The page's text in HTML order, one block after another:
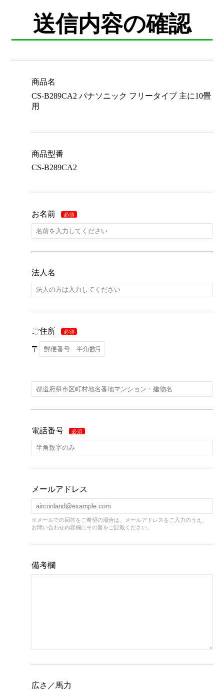
送信内容の確認
商品名
CS-B289CA2 パナソニック フリータイプ 主に10畳
用
商品型番
CS-B289CA2
お名前 必須
法人名
ご住所 必須
〒
電話番号 必須
メールアドレス
※メールでの回答をご希望の場合は、メールアドレスをご入力のうえ、
お問い合わせ内容欄にその旨をご記載ください。
備考欄
広さ／馬力